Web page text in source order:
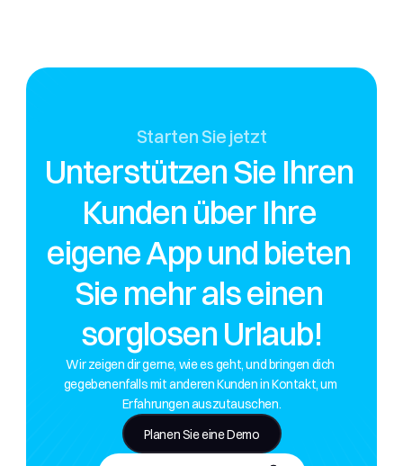
Starten Sie jetzt
Unterstützen Sie Ihren
Kunden über Ihre
eigene App und bieten
Sie mehr als einen
sorglosen Urlaub!
Wir zeigen dir gerne, wie es geht, und bringen dich
gegebenenfalls mit anderen Kunden in Kontakt, um
Erfahrungen auszutauschen.
Planen Sie eine Demo